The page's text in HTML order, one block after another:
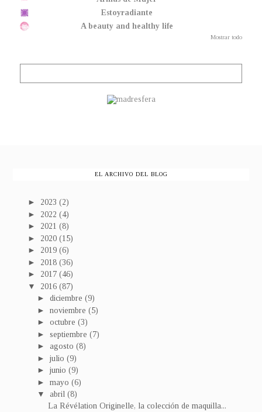
Estoyradiante
A beauty and healthy life
Mostrar todo
EL ARCHIVO DEL BLOG
► 2023 (2)
► 2022 (4)
► 2021 (8)
► 2020 (15)
► 2019 (6)
► 2018 (36)
► 2017 (46)
▼ 2016 (87)
►diciembre(9)
►noviembre(5)
►octubre(3)
►septiembre(7)
►agosto(8)
►julio(9)
►junio(9)
►mayo(6)
▼abril(8)
La Révélation Originelle, la colección de maquilla...